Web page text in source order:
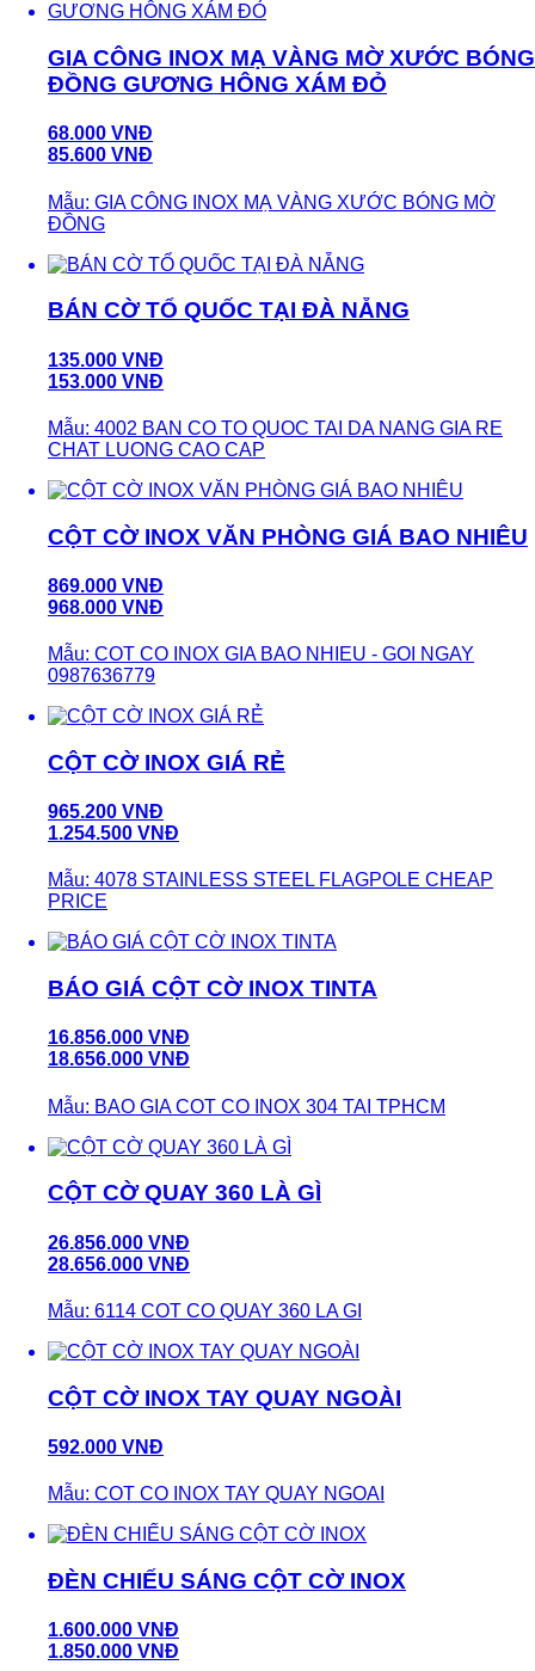
GIA CÔNG INOX MẠ VÀNG MỜ XƯỚC BÓNG
ĐỒNG GƯƠNG HÔNG XÁM ĐỎ
68.000 VNĐ
85.600 VNĐ
Mẫu: GIA CÔNG INOX MẠ VÀNG XƯỚC BÓNG MỜ
ĐỒNG
BÁN CỜ TỔ QUỐC TẠI ĐÀ NẴNG
135.000 VNĐ
153.000 VNĐ
Mẫu: 4002 BAN CO TO QUOC TAI DA NANG GIA RE
CHAT LUONG CAO CAP
CỘT CỜ INOX VĂN PHÒNG GIÁ BAO NHIÊU
869.000 VNĐ
968.000 VNĐ
Mẫu: COT CO INOX GIA BAO NHIEU - GOI NGAY
0987636779
CỘT CỜ INOX GIÁ RẺ
965.200 VNĐ
1.254.500 VNĐ
Mẫu: 4078 STAINLESS STEEL FLAGPOLE CHEAP
PRICE
BÁO GIÁ CỘT CỜ INOX TINTA
16.856.000 VNĐ
18.656.000 VNĐ
Mẫu: BAO GIA COT CO INOX 304 TAI TPHCM
CỘT CỜ QUAY 360 LÀ GÌ
26.856.000 VNĐ
28.656.000 VNĐ
Mẫu: 6114 COT CO QUAY 360 LA GI
CỘT CỜ INOX TAY QUAY NGOÀI
592.000 VNĐ
Mẫu: COT CO INOX TAY QUAY NGOAI
ĐÈN CHIẾU SÁNG CỘT CỜ INOX
1.600.000 VNĐ
1.850.000 VNĐ